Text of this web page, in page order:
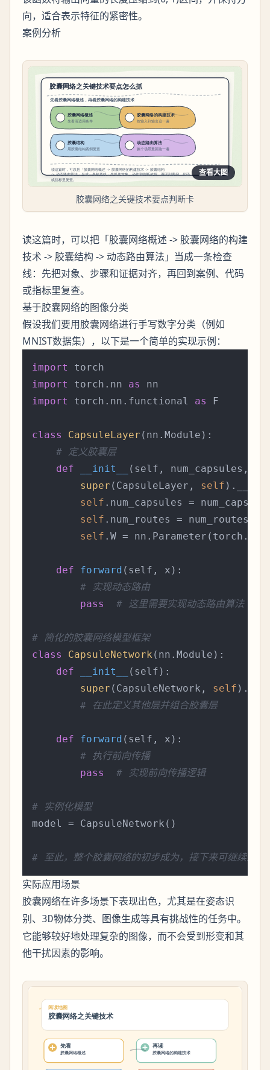
向，适合表示特征的紧密性。
案例分析
查看大图
胶囊网络之关键技术要点判断卡
读这篇时，可以把「胶囊网络概述 -> 胶囊网络的构建
技术 -> 胶囊结构 -> 动态路由算法」当成一条检查
线：先把对象、步骤和证据对齐，再回到案例、代码
或指标里复查。
基于胶囊网络的图像分类
假设我们要用胶囊网络进行手写数字分类（例如
MNIST数据集），以下是一个简单的实现示例：
import
import
torch.nn as
import
torch.nn.functional as F
class CapsuleLayer (nn.Module):
# 定义胶囊层
def
__init__ ( self, num_capsules,
super (CapsuleLayer, self
self .num_capsules =
self .num_routes = num_routes
self .W =
def forward ( self, x ):
# 实现动态路由
pass
# 这里需要实现动态路由算法
# 简化的胶囊网络模型框架
class
CapsuleNetwork (nn.Module):
def
__init__ ( self ):
super (CapsuleNetwork, self
# 在此定义其他层并组合胶囊层
def forward ( self, x ):
# 执行前向传播
pass
# 实现前向传播逻辑
# 实例化模型
model = CapsuleNetwork()
# 至此，整个胶囊网络的初步成为，接下来可继续添加
实际应用场景
胶囊网络在许多场景下表现出色，尤其是在姿态识
别 、 3D物体分类、 图像生成等具有挑战性的任务中。
它能够较好地处理复杂的图像，而不会受到形变和其
他干扰因素的影响。